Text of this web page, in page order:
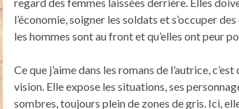
l’économie, soigner les soldats et s’occuper
les hommes sont au front et qu’elles ont peur
Ce que j’aime dans les romans de l’autrice, c’est
vision. Elle expose les situations, ses
sombres, toujours plein de zones de gris. Ici,